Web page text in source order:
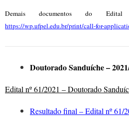
Demais documentos do
https://wp.ufpel.edu.br/print/call-for-
Doutorado Sanduíche –
Edital nº 61/2021 – Doutorado
Resultado final – Edital nº 61/